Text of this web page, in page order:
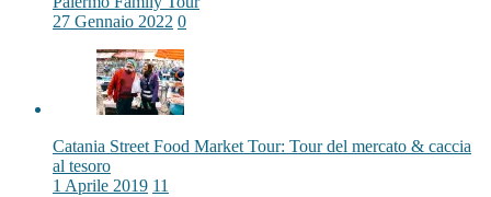
27 Gennaio 2022 0
Catania Street Food Market Tour: Tour del mercato & caccia
al tesoro
1 Aprile 2019 11